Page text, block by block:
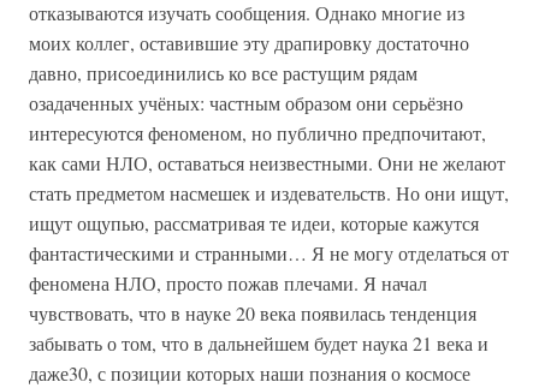
отказываются изучать сообщения. Однако многие из
моих коллег, оставившие эту драпировку достаточно
давно, присоединились ко все растущим рядам
озадаченных учёных: частным образом они серьёзно
интересуются феноменом, но публично предпочитают,
как сами НЛО, оставаться неизвестными. Они не желают
стать предметом насмешек и издевательств. Но они ищут,
ищут ощупью, рассматривая те идеи, которые кажутся
фантастическими и странными… Я не могу отделаться от
феномена НЛО, просто пожав плечами. Я начал
чувствовать, что в науке 20 века появилась тенденция
забывать о том, что в дальнейшем будет наука 21 века и
даже30, с позиции которых наши познания о космосе